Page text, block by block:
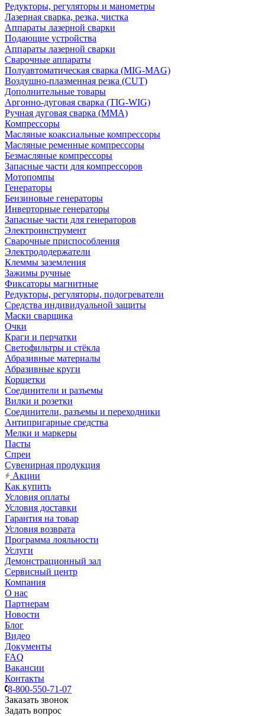
Редукторы, регуляторы и манометры
Лазерная сварка, резка, чистка
Аппараты лазерной сварки
Подающие устройства
Аппараты лазерной сварки
Сварочные аппараты
Полуавтоматическая сварка (MIG-MAG)
Воздушно-плазменная резка (CUT)
Дополнительные товары
Аргонно-дуговая сварка (TIG-WIG)
Ручная дуговая сварка (MMA)
Компрессоры
Масляные коаксиальные компрессоры
Масляные ременные компрессоры
Безмасляные компрессоры
Запасные части для компрессоров
Мотопомпы
Генераторы
Бензиновые генераторы
Инверторные генераторы
Запасные части для генераторов
Электроинструмент
Сварочные приспособления
Электрододержатели
Клеммы заземления
Зажимы ручные
Фиксаторы магнитные
Редукторы, регуляторы, подогреватели
Средства индивидуальной защиты
Маски сварщика
Очки
Краги и перчатки
Светофильтры и стёкла
Абразивные материалы
Абразивные круги
Корщетки
Соединители и разъемы
Вилки и розетки
Соединители, разъемы и переходники
Антипригарные средства
Мелки и маркеры
Пасты
Спреи
Сувенирная продукция
Акции
Как купить
Условия оплаты
Условия доставки
Гарантия на товар
Условия возврата
Программа лояльности
Услуги
Демонстрационный зал
Сервисный центр
Компания
О нас
Партнерам
Новости
Блог
Видео
Документы
FAQ
Вакансии
Контакты
8-800-550-71-07
Заказать звонок
Задать вопрос